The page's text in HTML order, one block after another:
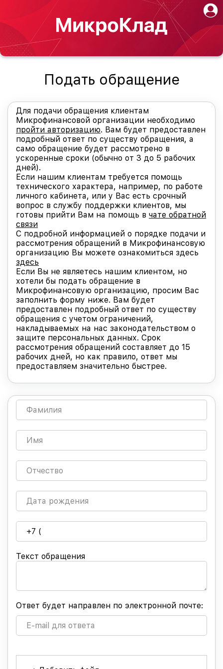
Подать обращение
Для подачи обращения клиентам
Микрофинансовой организации необходимо
пройти авторизацию. Вам будет предоставлен
подробный ответ по существу обращения, а
само обращение будет рассмотрено в
ускоренные сроки (обычно от 3 до 5 рабочих
дней).
Если нашим клиентам требуется помощь
технического характера, например, по работе
личного кабинета, или у Вас есть срочный
вопрос в службу поддержки клиентов, мы
готовы прийти Вам на помощь в чате обратной
связи
С подробной информацией о порядке подачи и
рассмотрения обращений в Микрофинансовую
организацию Вы можете ознакомиться здесь
здесь
Если Вы не являетесь нашим клиентом, но
хотели бы подать обращение в
Микрофинансовую организацию, просим Вас
заполнить форму ниже. Вам будет
предоставлен подробный ответ по существу
обращения с учетом ограничений,
накладываемых на нас законодательством о
защите персональных данных. Срок
рассмотрения обращений составляет до 15
рабочих дней, но как правило, ответ мы
предоставляем значительно быстрее.
Текст обращения
Ответ будет направлен по электронной почте: